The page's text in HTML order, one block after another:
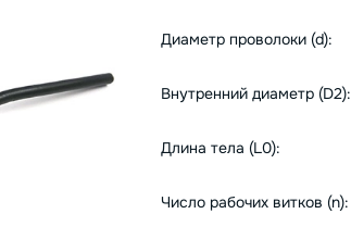
Диаметр проволоки (d):
Внутренний диаметр (D2):
Длина тела (L0):
Число рабочих витков (n):